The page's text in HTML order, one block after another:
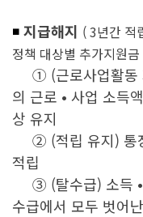
◾지급해지 ( 3년간 적
정책 대상별 추가지원
① (근로사업활동
의 근로 • 사업 소득
상 유지
② (적립 유지) 통
적립
③ (탈수급) 소득 •
수급에서 모두 벗어